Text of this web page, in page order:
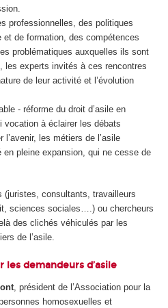
professionnelles, des politiques
et de formation, des compétences
problématiques auxquelles ils sont
les experts invités à ces rencontres
de leur activité et l’évolution
- réforme du droit d’asile en
vocation à éclairer les débats
les métiers de l’asile
pleine expansion, qui ne cesse de
(juristes, consultants, travailleurs
sciences sociales….) ou chercheurs
des clichés véhiculés par les
de l’asile.
demandeurs d’asile
, président de l’Association pour la
homosexuelles et